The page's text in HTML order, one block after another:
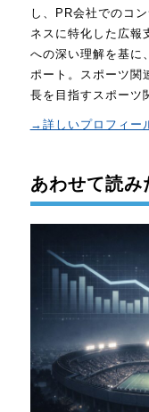
し、PR会社でのコ
ネスに特化した広報
への深い理解を基に
ポート。スポーツ関
長を目指すスポーツ
→詳しいプロフィー
あわせて読み